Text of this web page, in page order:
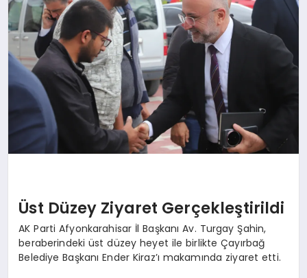
SPOR
MAGAZIN
SAĞLIK
Üst Düzey Ziyaret Gerçekleştirildi
AK Parti Afyonkarahisar İl Başkanı Av. Turgay Şahin,
beraberindeki üst düzey heyet ile birlikte Çayırbağ
Belediye Başkanı Ender Kiraz’ı makamında ziyaret etti.